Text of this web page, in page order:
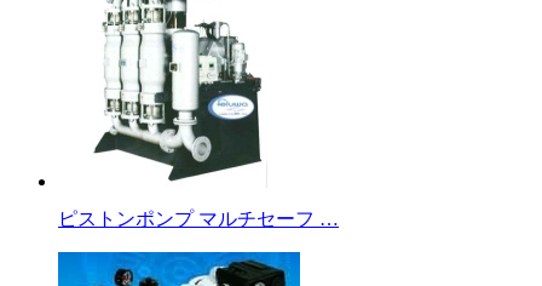
ピストンポンプ マルチセーフ …